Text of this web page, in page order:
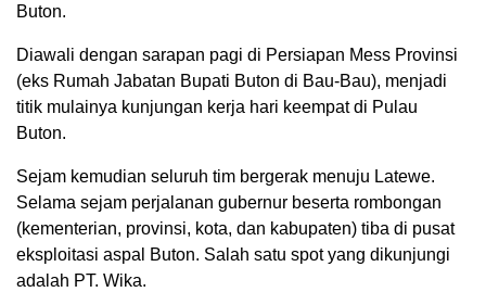
Buton.
Diawali dengan sarapan pagi di Persiapan Mess Provinsi
(eks Rumah Jabatan Bupati Buton di Bau-Bau), menjadi
titik mulainya kunjungan kerja hari keempat di Pulau
Buton.
Sejam kemudian seluruh tim bergerak menuju Latewe.
Selama sejam perjalanan gubernur beserta rombongan
(kementerian, provinsi, kota, dan kabupaten) tiba di pusat
eksploitasi aspal Buton. Salah satu spot yang dikunjungi
adalah PT. Wika.